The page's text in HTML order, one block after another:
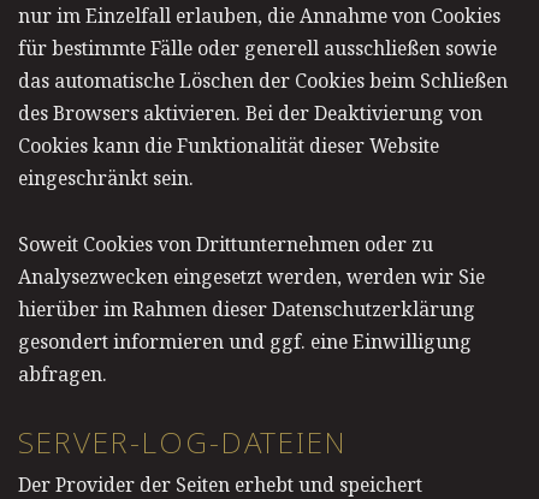
nur im Einzelfall erlauben, die Annahme von Cookies
für bestimmte Fälle oder generell ausschließen sowie
das automatische Löschen der Cookies beim Schließen
des Browsers aktivieren. Bei der Deaktivierung von
Cookies kann die Funktionalität dieser Website
eingeschränkt sein.
Soweit Cookies von Drittunternehmen oder zu
Analysezwecken eingesetzt werden, werden wir Sie
hierüber im Rahmen dieser Datenschutzerklärung
gesondert informieren und ggf. eine Einwilligung
abfragen.
SERVER-LOG-DATEIEN
Der Provider der Seiten erhebt und speichert